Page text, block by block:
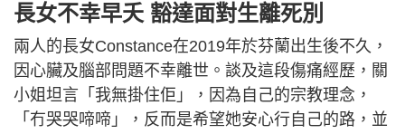
長女不幸早夭 豁達面對生離死別
兩人的長女Constance在2019年於芬蘭出生後不久，
因心臟及腦部問題不幸離世。談及這段傷痛經歷，關
小姐坦言「我無掛住佢」，因為自己的宗教理念，
「冇哭哭啼啼」，反而是希望她安心行自己的路，並